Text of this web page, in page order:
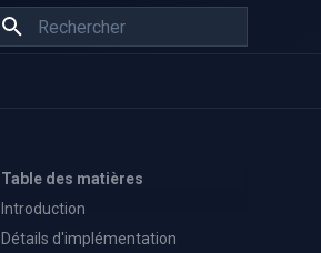
Table des matières
Introduction
Détails d'implémentation